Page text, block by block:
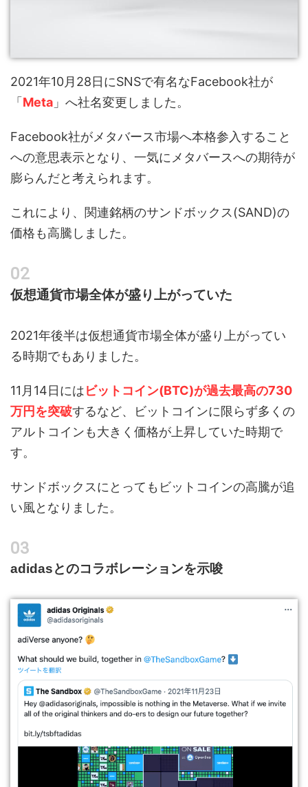
2021年10月28日にSNSで有名なFacebook社が
「 Meta 」へ社名変更しました。
Facebook社がメタバース市場へ本格参入すること
への意思表示となり、一気にメタバースへの期待が
膨らんだと考えられます。
これにより、関連銘柄のサンドボックス(SAND)の
価格も高騰しました。
仮想通貨市場全体が盛り上がっていた
2021年後半は仮想通貨市場全体が盛り上がってい
る時期でもありました。
11月14日にはビットコイン(BTC)が過去最高の730
万円を突破するなど、ビットコインに限らず多くの
アルトコインも大きく価格が上昇していた時期で
す。
サンドボックスにとってもビットコインの高騰が追
い風となりました。
adidasとのコラボレーションを示唆